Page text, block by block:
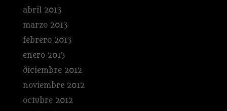
abril 2013
marzo 2013
febrero 2013
enero 2013
diciembre 2012
noviembre 2012
octubre 2012